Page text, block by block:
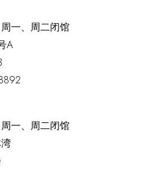
一、周二闭馆
A
一、周二闭馆